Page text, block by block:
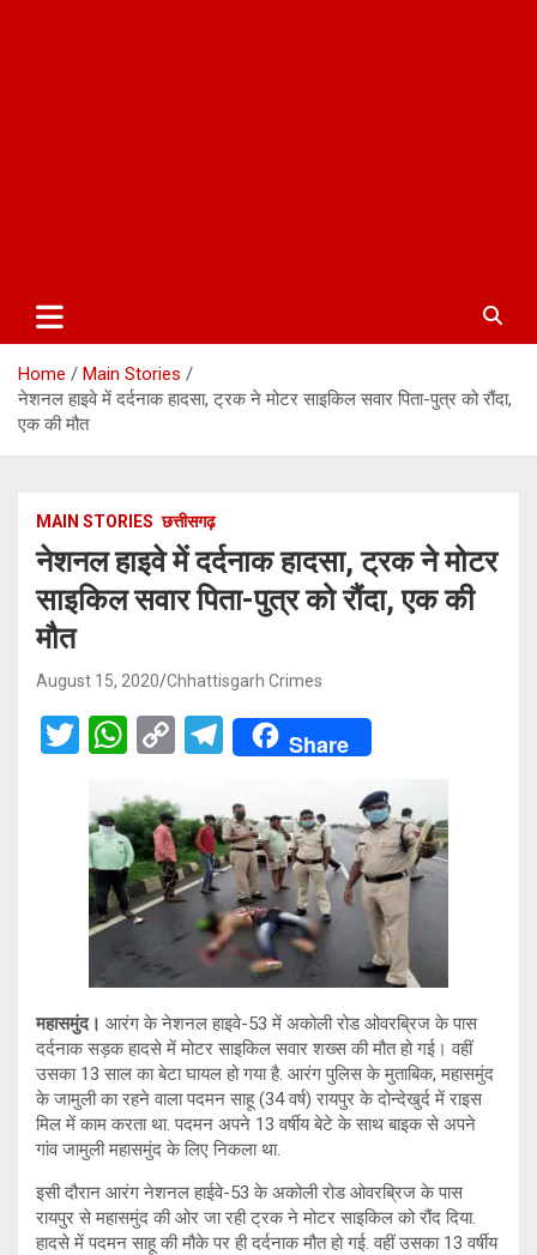
Home
Main Stories
नेशनल हाइवे में दर्दनाक हादसा, ट्रक ने मोटर साइकिल सवार पिता-पुत्र को रौंदा,
एक की मौत
MAIN STORIES छत्तीसगढ़
नेशनल हाइवे में दर्दनाक हादसा, ट्रक ने मोटर
साइकिल सवार पिता-पुत्र को रौंदा, एक की
मौत
August 15, 2020 Chhattisgarh Crimes
T
tt
er
W
at
s
A
p
p
C
py
Li
n
k
T
e
gr
a
m
Share
महासमुंद। आरंग के नेशनल हाइवे-53 में अकोली रोड ओवरब्रिज के पास
दर्दनाक सड़क हादसे में मोटर साइकिल सवार शख्स की मौत हो गई। वहीं
उसका 13 साल का बेटा घायल हो गया है. आरंग पुलिस के मुताबिक, महासमुंद
के जामुली का रहने वाला पदमन साहू (34 वर्ष) रायपुर के दोन्देखुर्द में राइस
मिल में काम करता था. पदमन अपने 13 वर्षीय बेटे के साथ बाइक से अपने
गांव जामुली महासमुंद के लिए निकला था.
इसी दौरान आरंग नेशनल हाईवे-53 के अकोली रोड ओवरब्रिज के पास
रायपुर से महासमुंद की ओर जा रही ट्रक ने मोटर साइकिल को रौंद दिया.
हादसे में पदमन साहू की मौके पर ही दर्दनाक मौत हो गई. वहीं उसका 13 वर्षीय